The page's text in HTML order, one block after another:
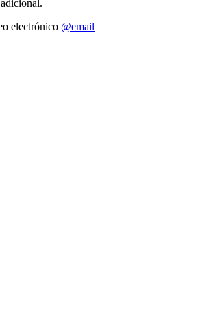
electrónico @email